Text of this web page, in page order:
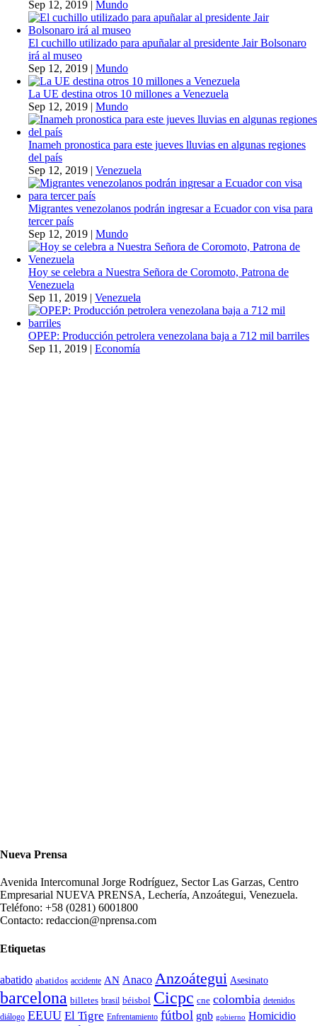
Sep 12, 2019 | Mundo
El cuchillo utilizado para apuñalar al presidente Jair Bolsonaro
irá al museo
Sep 12, 2019 | Mundo
La UE destina otros 10 millones a Venezuela
Sep 12, 2019 | Mundo
Inameh pronostica para este jueves lluvias en algunas regiones
del país
Sep 12, 2019 | Venezuela
Migrantes venezolanos podrán ingresar a Ecuador con visa para
tercer país
Sep 12, 2019 | Mundo
Hoy se celebra a Nuestra Señora de Coromoto, Patrona de
Venezuela
Sep 11, 2019 | Venezuela
OPEP: Producción petrolera venezolana baja a 712 mil barriles
Sep 11, 2019 | Economía
Nueva Prensa
Avenida Intercomunal Jorge Rodríguez, Sector Las Garzas, Centro
Empresarial NUEVA PRENSA, Lechería, Anzoátegui, Venezuela.
Teléfono: +58 (0281) 6001800
Contacto: redaccion@nprensa.com
Etiquetas
abatido abatidos accidente AN Anaco Anzoátegui Asesinato
barcelona billetes brasil béisbol Cicpc cne colombia detenidos
diálogo EEUU El Tigre Enfrentamiento fútbol gnb gobierno Homicidio